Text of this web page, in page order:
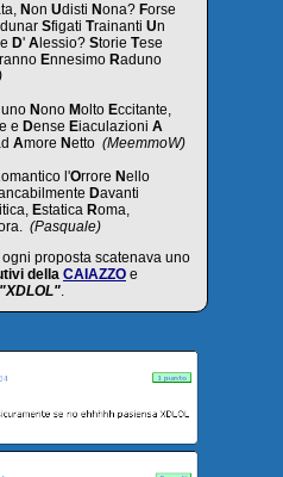
Non Udisti Nona? Forse
dunar Sfigati Trainanti Un
D' A lessio? Storie Tese
Ennesimo Raduno
Nono Molto Eccitante,
e Dense Eiaculazioni A
Amore Netto (MeemmoW)
omantico l'Orrore Nello
Davanti
Estatica Roma,
(Pasquale)
proposta scatenava uno
della CAIAZZO e
"XDLOL".